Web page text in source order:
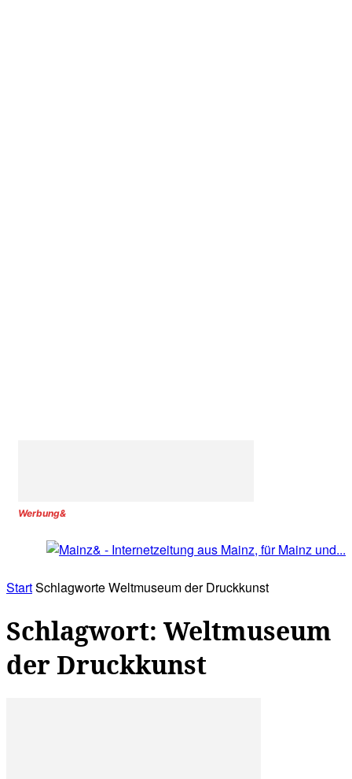
Werbung&
StartSchlagworteWeltmuseum der Druckkunst
Schlagwort: Weltmuseum
der Druckkunst